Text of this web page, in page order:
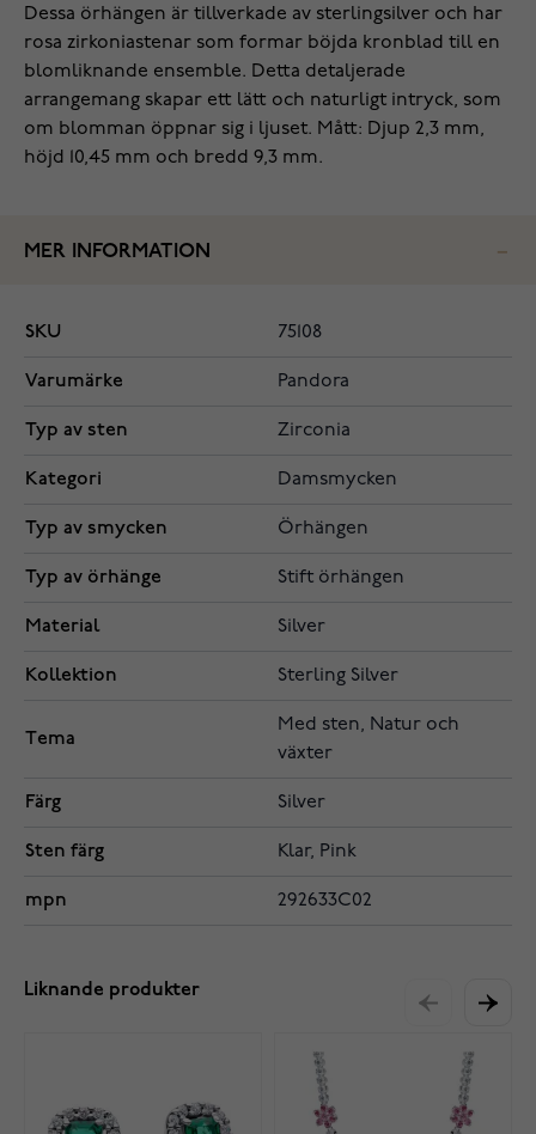
Dessa örhängen är tillverkade av sterlingsilver och har
rosa zirkoniastenar som formar böjda kronblad till en
blomliknande ensemble. Detta detaljerade
arrangemang skapar ett lätt och naturligt intryck, som
om blomman öppnar sig i ljuset. Mått: Djup 2,3 mm,
höjd 10,45 mm och bredd 9,3 mm.
MER INFORMATION
SKU 75108
Varumärke Pandora
Typ av sten Zirconia
Kategori Damsmycken
Typ av smycken Örhängen
Typ av örhänge Stift örhängen
Material Silver
Kollektion Sterling Silver
Tema
Med sten, Natur och
växter
Färg Silver
Sten färg Klar, Pink
mpn 292633C02
Liknande produkter